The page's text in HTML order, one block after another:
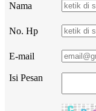
Nama
No. Hp
E-mail
Isi Pesan